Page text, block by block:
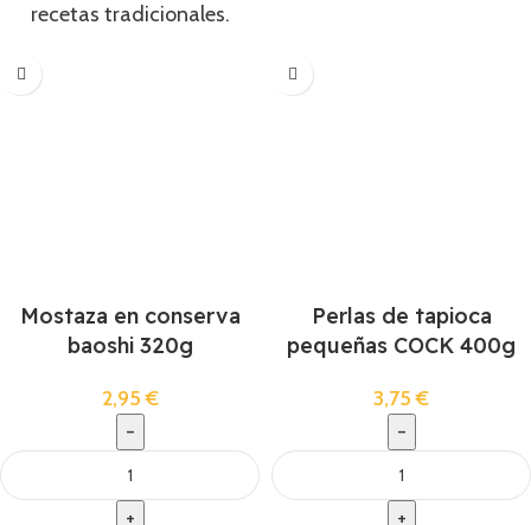
recetas tradicionales.
Mostaza en conserva
baoshi 320g
2,95€
Perlas de tapioca
pequeñas COCK 400g
3,75€